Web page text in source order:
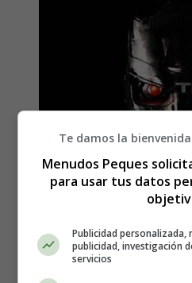
Te damos la
Menudos Peques
para usar tus datos
Publicidad
publicidad, investigación
servicios